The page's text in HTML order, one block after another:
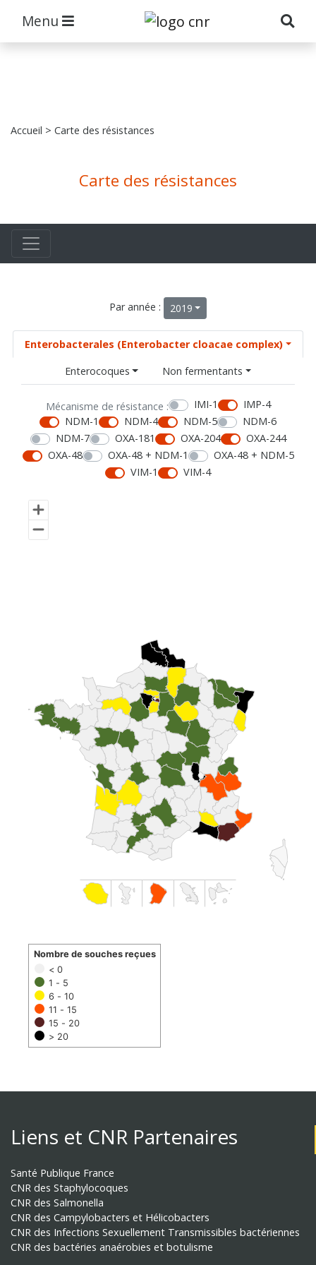
Menu
Accueil > Carte des résistances
Carte des résistances
Par année : 2019
Enterobacterales (Enterobacter cloacae complex)
Enterocoques
Non fermentants
Mécanisme de résistance : IMI-1
IMP-4
NDM-1
NDM-4 NDM-5
NDM-6
NDM-7
OXA-181 OXA-204
OXA-244
OXA-48
OXA-48 + NDM-1
OXA-48 + NDM-5
VIM-1
VIM-4
< 0
1 - 5
6 - 10
11 - 15
15 - 20
> 20
Nombre de souches reçues
Liens et CNR Partenaires
Santé Publique France
CNR des Staphylocoques
CNR des Salmonella
CNR des Campylobacters et Hélicobacters
CNR des Infections Sexuellement Transmissibles bactériennes
CNR des bactéries anaérobies et botulisme